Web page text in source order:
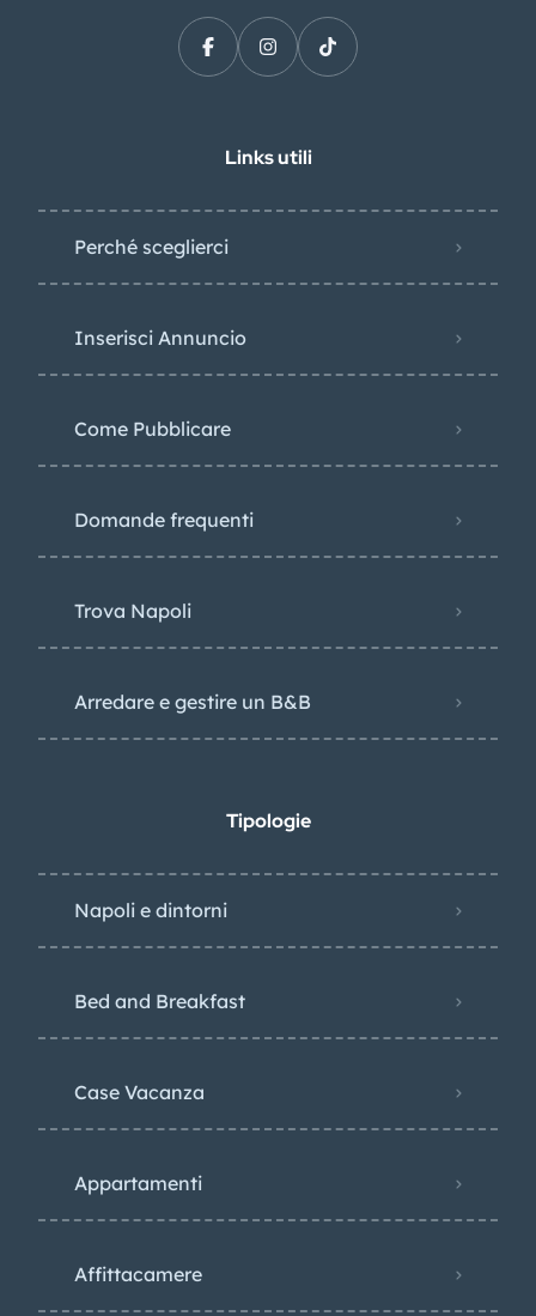
Links utili
Perché sceglierci
Inserisci Annuncio
Come Pubblicare
Domande frequenti
Trova Napoli
Arredare e gestire un B&B
Tipologie
Napoli e dintorni
Bed and Breakfast
Case Vacanza
Appartamenti
Affittacamere